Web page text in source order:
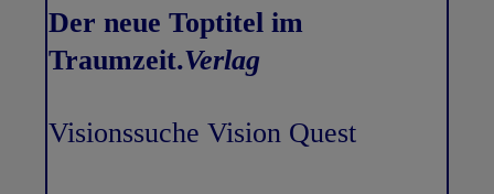
Der neue Toptitel im
Traumzeit.Verlag
Visionssuche Vision Quest